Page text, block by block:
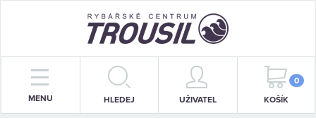
MENU HLEDEJ UŽIVATEL
0
KOŠÍK
PRUTY
NAVIJÁKY